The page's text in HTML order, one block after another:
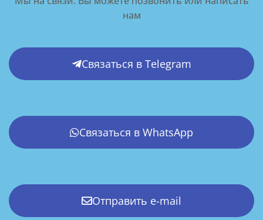
нам
Связаться в Telegram
Связаться в WhatsApp
Отправить e-mail